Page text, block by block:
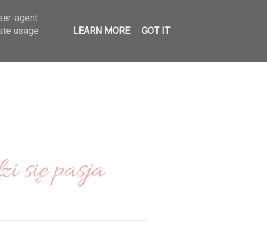
agent
usage
LEARN MORE GOT IT